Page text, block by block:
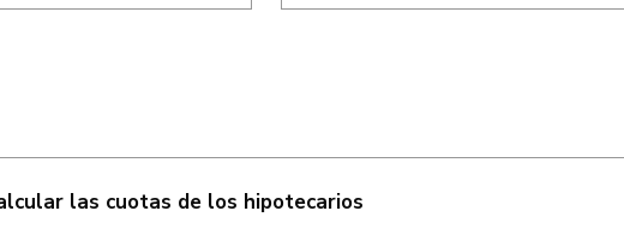
las cuotas de los hipotecarios